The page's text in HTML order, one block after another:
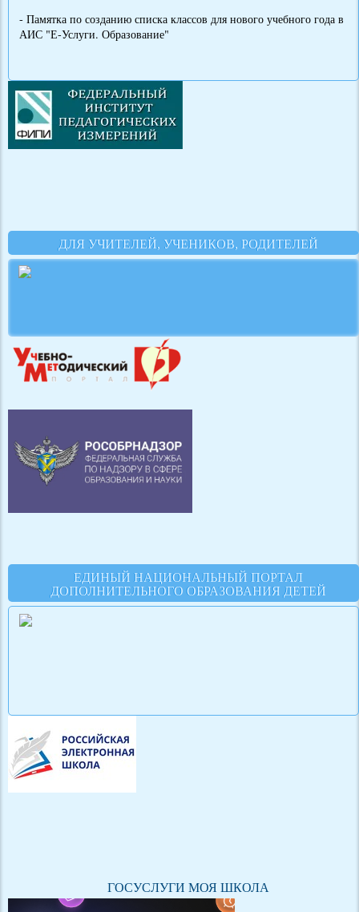
- Памятка по созданию списка классов для нового учебного года в
АИС "Е-Услуги. Образование"
ДЛЯ УЧИТЕЛЕЙ, УЧЕНИКОВ, РОДИТЕЛЕЙ
ЕДИНЫЙ НАЦИОНАЛЬНЫЙ ПОРТАЛ
ДОПОЛНИТЕЛЬНОГО ОБРАЗОВАНИЯ ДЕТЕЙ
ГОСУСЛУГИ МОЯ ШКОЛА